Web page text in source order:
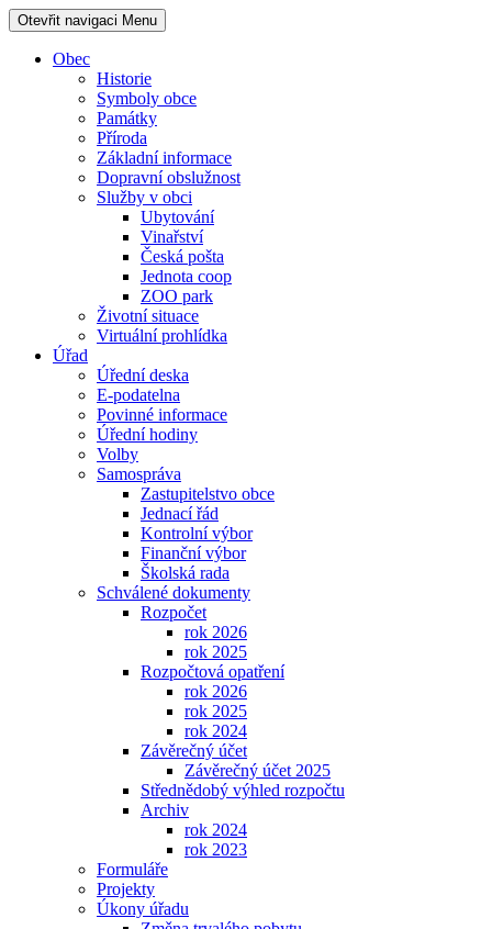
Otevřit navigaci Menu
Obec
Historie
Symboly obce
Památky
Příroda
Základní informace
Dopravní obslužnost
Služby v obci
Ubytování
Vinařství
Česká pošta
Jednota coop
ZOO park
Životní situace
Virtuální prohlídka
Úřad
Úřední deska
E-podatelna
Povinné informace
Úřední hodiny
Volby
Samospráva
Zastupitelstvo obce
Jednací řád
Kontrolní výbor
Finanční výbor
Školská rada
Schválené dokumenty
Rozpočet
rok 2026
rok 2025
Rozpočtová opatření
rok 2026
rok 2025
rok 2024
Závěrečný účet
Závěrečný účet 2025
Střednědobý výhled rozpočtu
Archiv
rok 2024
rok 2023
Formuláře
Projekty
Úkony úřadu